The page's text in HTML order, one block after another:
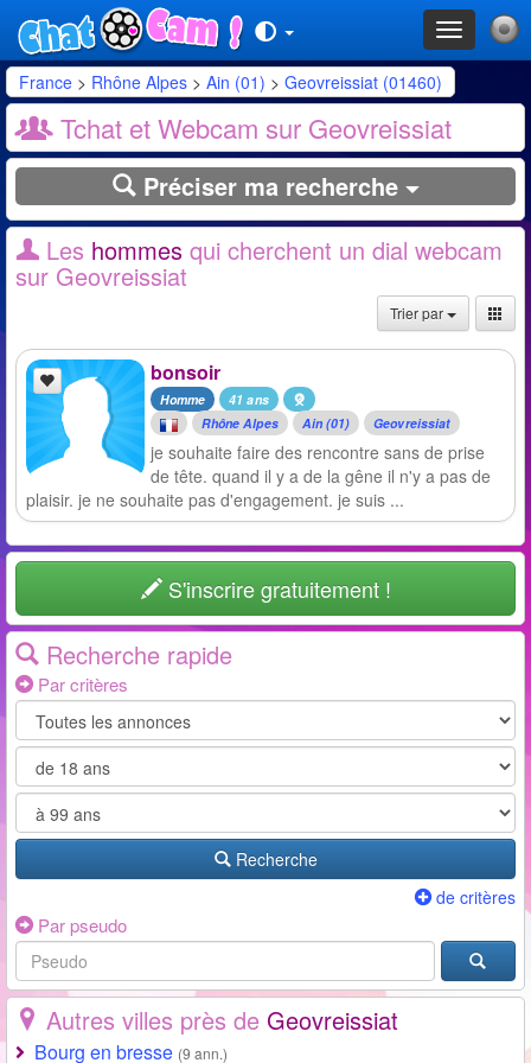
Toggle
navigation
France > Rhône Alpes > Ain (01) > Geovreissiat (01460)
Tchat et Webcam sur Geovreissiat
Préciser ma recherche
Les hommes qui cherchent un dial webcam
sur Geovreissiat
Trier par
bonsoir
Homme
41 ans
Rhône Alpes
Ain (01) Geovreissiat
je souhaite faire des rencontre sans de prise
de tête. quand il y a de la gêne il n'y a pas de
plaisir. je ne souhaite pas d'engagement. je suis ...
S'inscrire gratuitement !
Recherche rapide
Par critères
Recherche
de critères
Par pseudo
Autres villes près de Geovreissiat
Bourg en bresse (9 ann.)